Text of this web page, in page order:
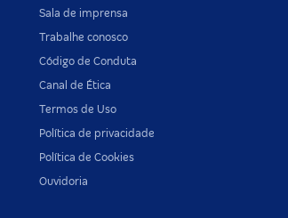
Sala de imprensa
Trabalhe conosco
Código de Conduta
Canal de Ética
Termos de Uso
Política de privacidade
Política de Cookies
Ouvidoria